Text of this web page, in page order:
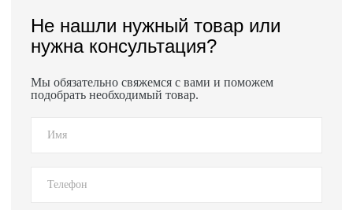
Не нашли нужный товар или
нужна консультация?
Мы обязательно свяжемся с вами и поможем
подобрать необходимый товар.